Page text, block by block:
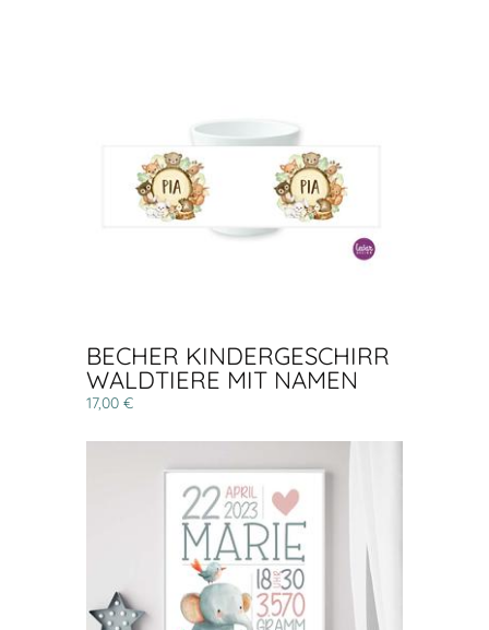
BECHER KINDERGESCHIRR
WALDTIERE MIT NAMEN
17,00 €